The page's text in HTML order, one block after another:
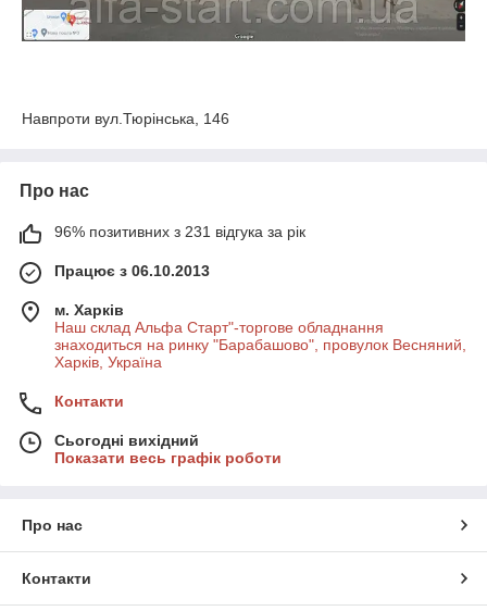
Навпроти вул.Тюрінська, 146
Про нас
96% позитивних з 231 відгука за рік
Працює з 06.10.2013
м. Харків
Наш склад Альфа Старт"-торгове обладнання
знаходиться на ринку "Барабашово", провулок Весняний,
Харків, Україна
Контакти
Сьогодні вихідний
Показати весь графік роботи
Про нас
Контакти